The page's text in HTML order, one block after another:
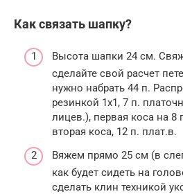
Как связать шапку?
Высота шапки 24 см.
сделайте свой расчет
нужно набрать 44 п.
резинкой 1х1, 7 п.
лицев.), первая коса на 8
вторая коса, 12 п. плат.в.
Вяжем прямо 25 см (в
как будет сидеть на
сделать клин техникой